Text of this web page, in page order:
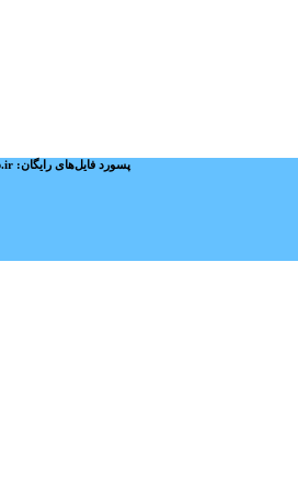
پسورد فایل‌های رایگان: mypsdshop.ir - پشتیبانی: arshiya_ag@yahoo.com